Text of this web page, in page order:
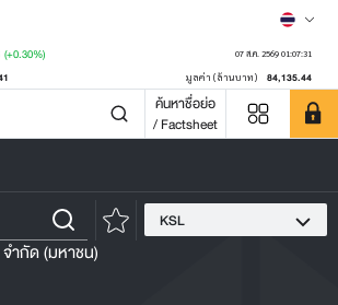
(+0.30%) 07 ส.ค. 2569 01:07:31
มูลค่า (ล้านบาท) 84,135.44
ค้นหาชื่อย่อ
/ Factsheet
KSL
ำกัด (มหาชน)